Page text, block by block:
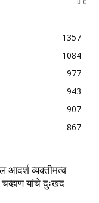
1357
1084
977
943
907
867
आदर्श व्यक्तीमत्व
यांचे दुःखद